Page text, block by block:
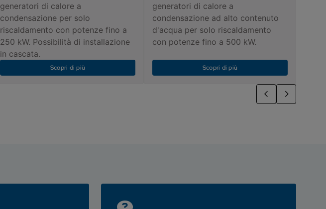
generatori di calore a
condensazione per solo
riscaldamento con potenze fino a
250 kW. Possibilità di installazione
in cascata.
Scopri di più
generatori di calore a
condensazione ad alto contenuto
d'acqua per solo riscaldamento
con potenze fino a 500 kW.
Scopri di più